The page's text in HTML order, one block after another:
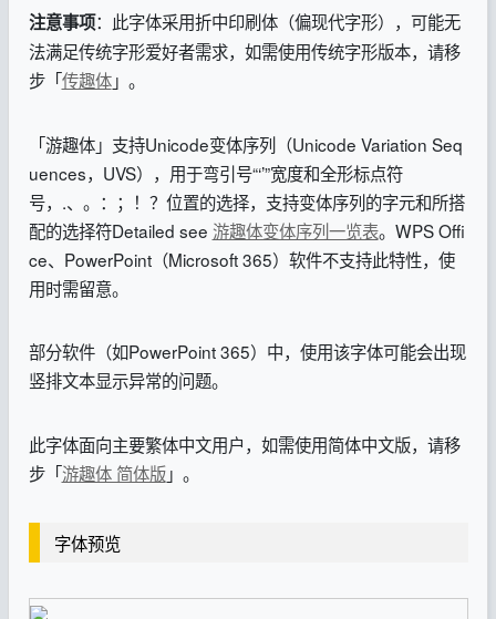
注意事项：此字体采用折中印刷体（偏现代字形），可能无
法满足传统字形爱好者需求，如需使用传统字形版本，请移
步「传趣体」。
「游趣体」支持Unicode变体序列（Unicode Variation Seq
uences，UVS），用于弯引号“‘’”宽度和全形标点符
号，.、。：；！？位置的选择，支持变体序列的字元和所搭
配的选择符Detailed see 游趣体变体序列一览表。WPS Offi
ce、PowerPoint（Microsoft 365）软件不支持此特性，使
用时需留意。
部分软件（如PowerPoint 365）中，使用该字体可能会出现
竖排文本显示异常的问题。
此字体面向主要繁体中文用户，如需使用简体中文版，请移
步「游趣体 简体版」。
字体预览